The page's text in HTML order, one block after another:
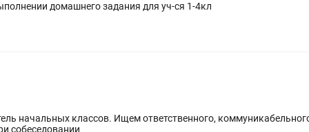
домашнего задания для уч-ся 1-4кл
начальных классов. Ищем ответственного,
при собеседовании